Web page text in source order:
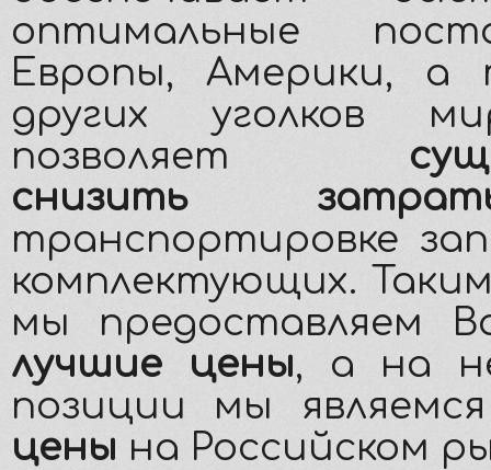
оптимальные
Европы, Америки, а
других уголков
позволяет
снизить
транспортировке
комплектующих.
мы предоставляем
лучшие цены, а на
позиции мы
цены на Российском